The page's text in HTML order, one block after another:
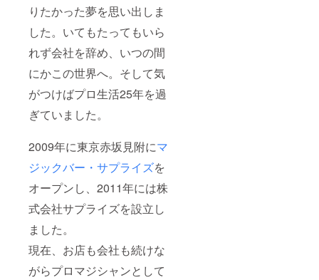
りたかった夢を思い出しま
した。いてもたってもいら
れず会社を辞め、いつの間
にかこの世界へ。そして気
がつけばプロ生活25年を過
ぎていました。
2009年に東京赤坂見附にマ
ジックバー・サプライズを
オープンし、2011年には株
式会社サプライズを設立し
ました。
現在、お店も会社も続けな
がらプロマジシャンとして